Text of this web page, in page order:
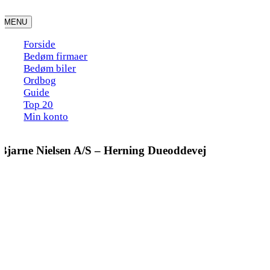
to
content
MENU
Forside
Bedøm firmaer
Bedøm biler
Ordbog
Guide
Top 20
Min konto
Nielsen A/S – Herning Dueoddevej